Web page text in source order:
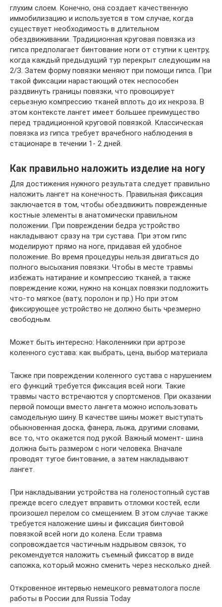
глухим слоем. Конечно, она создает качественную
иммобилизацию и используется в том случае, когда
существует необходимость в длительном
обездвиживании. Традиционная круговая повязка из
гипса предполагает бинтование ноги от ступни к центру,
когда каждый предыдущий тур перекрыт следующим на
2/З. Затем форму повязки меняют при помощи гипса. При
такой фиксации нарастающий отек неспособен
раздвинуть границы повязки, что провоцирует
серьезную компрессию тканей вплоть до их некроза. В
этом контексте лангет имеет большее преимущество
перед традиционной круговой повязкой. Классическая
повязка из гипса требует врачебного наблюдения в
стационаре в течении 1- 2 дней.
Как правильно наложить изделие на ногу
Для достижения нужного результата следует правильно
наложить лангет на конечность. Правильная фиксация
заключается в том, чтобы обездвижить поврежденные
костные элементы в анатомически правильном
положении. При повреждении бедра устройство
накладывают сразу на три сустава. При этом гипс
моделируют прямо на ноге, придавая ей удобное
положение. Во время процедуры нельзя двигаться до
полного высыхания повязки. Чтобы в месте травмы
избежать натирание и компрессию тканей, а также
повреждение кожи, нужно на концах повязки подложить
что-то мягкое (вату, поролон и пр.) Но при этом
фиксирующее устройство не должно быть чрезмерно
свободным.
Может быть интересно: Наколенники при артрозе
коленного сустава: как выбрать, цена, выбор материала
Также при повреждении коленного сустава с нарушением
его функций требуется фиксация всей ноги. Такие
травмы часто встречаются у спортсменов. При оказании
первой помощи вместо лангета можно использовать
самодельную шину. В качестве шины может выступать
обыкновенная доска, фанера, лыжа, другими словами,
все то, что окажется под рукой. Важный момент- шина
должна быть размером с ноги человека. Вначале
проводят тугое бинтование, а затем накладывают
лангет.
При накладывании устройства на голеностопный сустав
прежде всего следует вправить отломки костей, если
произошел перелом со смещением. В этом случае также
требуется наложение шины и фиксация бинтовой
повязкой всей ноги до колена. Если травма
сопровождается частичным надрывом связок, то
рекомендуется наложить съемный фиксатор в виде
сапожка, который можно сменить через несколько дней.
Откровенное интервью немецкого ревматолога после
работы в России для Russia Today